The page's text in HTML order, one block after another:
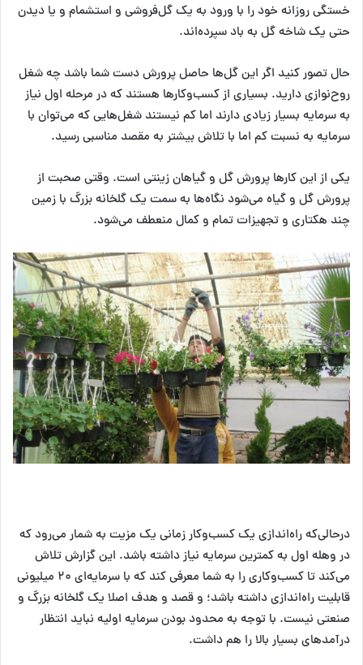
خستگی روزانه خود را با ورود به یک گل‌فروشی و استشمام و یا دیدن
حتی یک شاخه گل به باد سپرده‌اند.
حال تصور کنید اگر این گل‌ها حاصل پرورش دست شما باشد چه شغل
روح‌نوازی دارید. بسیاری از کسب‌وکارها هستند که در مرحله اول نیاز
به سرمایه بسیار زیادی دارند اما کم نیستند شغل‌هایی که می‌توان با
سرمایه به نسبت کم اما با تلاش بیشتر به مقصد مناسبی رسید.
یکی از این کارها پرورش گل و گیاهان زینتی است. وقتی صحبت از
پرورش گل و گیاه می‌شود نگاه‌ها به سمت یک گلخانه بزرگ با زمین
چند هکتاری و تجهیزات تمام و کمال منعطف می‌شود.
درحالی‌که راه‌اندازی یک کسب‌وکار زمانی یک مزیت به شمار می‌رود که
در وهله اول به کمترین سرمایه نیاز داشته باشد. این گزارش تلاش
می‌کند تا کسب‌وکاری را به شما معرفی کند که با سرمایه‌ای ۲۰ میلیونی
قابلیت راه‌اندازی داشته باشد؛ و قصد و هدف اصلا یک گلخانه بزرگ و
صنعتی نیست. با توجه به محدود بودن سرمایه اولیه نباید انتظار
درآمدهای بسیار بالا را هم داشت.